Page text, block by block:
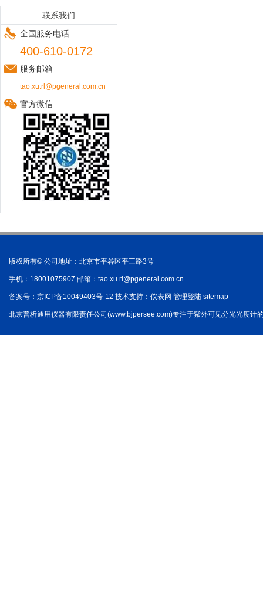
联系我们
全国服务电话
400-610-0172
服务邮箱
tao.xu.rl@pgeneral.com.cn
官方微信
版权所有© 公司地址：北京市平谷区平三路3号
手机：18001075907 邮箱： tao.xu.rl@pgeneral.com.cn
备案号： 京ICP备10049403号-12 技术支持： 仪表网 管理登陆 sitemap
北京普析通用仪器有限责任公司(www.bjpersee.com)专注于紫外可见分光光度计